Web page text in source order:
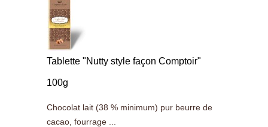
Tablette "Nutty style façon Comptoir"
100g
Chocolat lait (38 % minimum) pur beurre de
cacao, fourrage ...